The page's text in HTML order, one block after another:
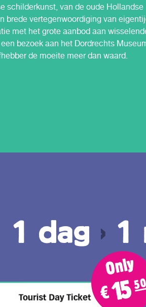
schilderkunst, van de oude Hollandse
brede vertegenwoordiging van
met het grote aanbod aan
bezoek aan het Dordrechts
de moeite meer dan waard.
Only
€1550
1 dag › 1